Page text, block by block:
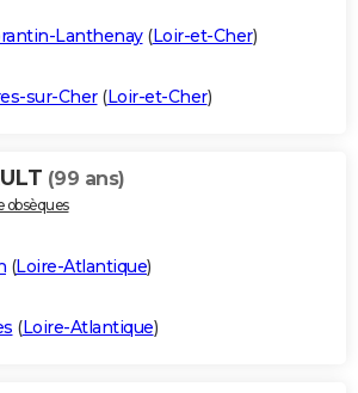
Lanthenay(Loir-et-Cher)
sur-Cher(Loir-et-Cher)
(99 ans)
obsèques
(Loire-Atlantique)
(Loire-Atlantique)